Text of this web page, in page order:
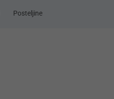
Posteljine